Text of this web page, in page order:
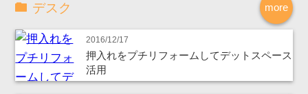
more
デスク
2016/12/17
押入れをプチリフォームしてデットスペース
活用